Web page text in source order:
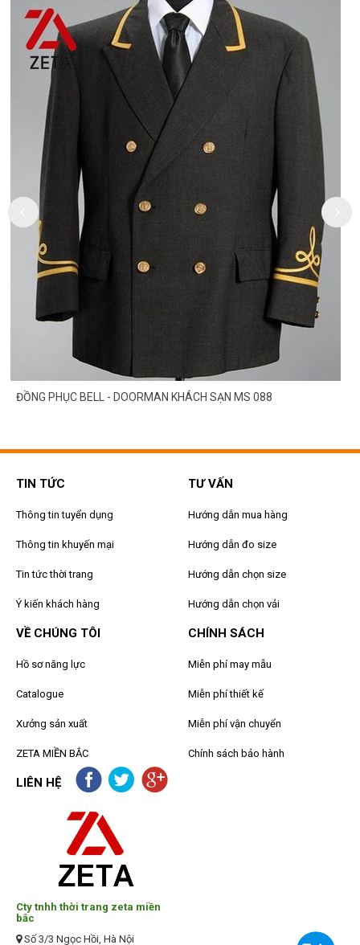
ĐỒNG PHỤC BELL - DOORMAN KHÁCH SẠN MS 088
TIN TỨC
Thông tin tuyển dụng
Thông tin khuyến mại
Tin tức thời trang
Ý kiến khách hàng
TƯ VẤN
Hướng dẫn mua hàng
Hướng dẫn đo size
Hướng dẫn chọn size
Hướng dẫn chọn vải
VỀ CHÚNG TÔI
Hồ sơ năng lực
Catalogue
Xưởng sản xuất
ZETA MIỀN BẮC
CHÍNH SÁCH
Miễn phí may mẫu
Miễn phí thiết kế
Miễn phí vận chuyển
Chính sách bảo hành
LIÊN HỆ
Cty tnhh thời trang zeta miền
bắc
Số 3/3 Ngọc Hồi, Hà Nội